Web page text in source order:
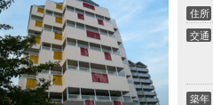
住所
交通
築年